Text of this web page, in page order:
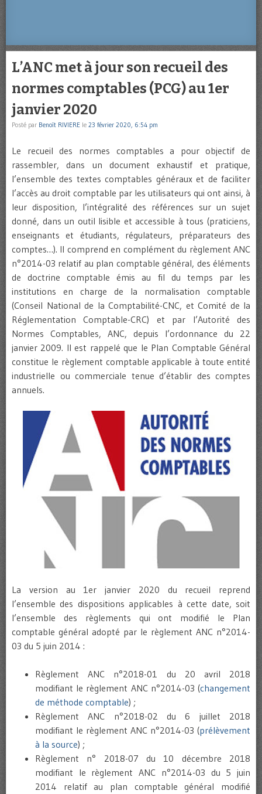
L’ANC met à jour son recueil des
normes comptables (PCG) au 1er
janvier 2020
Posté par Benoît RIVIERE le 23 février 2020, 6:54 pm
Le recueil des normes comptables a pour objectif de
rassembler, dans un document exhaustif et pratique,
l’ensemble des textes comptables généraux et de faciliter
l’accès au droit comptable par les utilisateurs qui ont ainsi, à
leur disposition, l’intégralité des références sur un sujet
donné, dans un outil lisible et accessible à tous (praticiens,
enseignants et étudiants, régulateurs, préparateurs des
comptes…). Il comprend en complément du règlement ANC
n°2014-03 relatif au plan comptable général, des éléments
de doctrine comptable émis au fil du temps par les
institutions en charge de la normalisation comptable
(Conseil National de la Comptabilité-CNC, et Comité de la
Réglementation Comptable-CRC) et par l’Autorité des
Normes Comptables, ANC, depuis l’ordonnance du 22
janvier 2009. Il est rappelé que le Plan Comptable Général
constitue le règlement comptable applicable à toute entité
industrielle ou commerciale tenue d’établir des comptes
annuels.
La version au 1er janvier 2020 du recueil reprend
l’ensemble des dispositions applicables à cette date, soit
l’ensemble des règlements qui ont modifié le Plan
comptable général adopté par le règlement ANC n°2014-
03 du 5 juin 2014 :
Règlement ANC n°2018-01 du 20 avril 2018
modifiant le règlement ANC n°2014-03 (changement
de méthode comptable) ;
Règlement ANC n°2018-02 du 6 juillet 2018
modifiant le règlement ANC n°2014-03 (prélèvement
à la source) ;
Règlement n° 2018-07 du 10 décembre 2018
modifiant le règlement ANC n°2014-03 du 5 juin
2014 relatif au plan comptable général modifié